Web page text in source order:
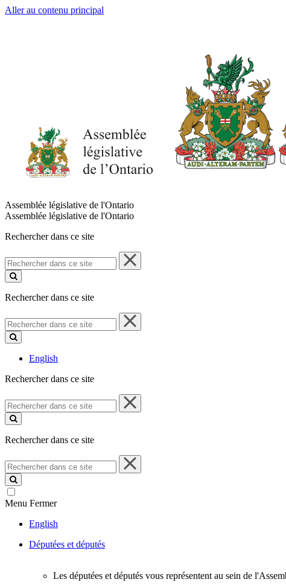
Aller au contenu principal
Assemblée législative de l'Ontario
Assemblée législative de l'Ontario
Rechercher dans ce site
Rechercher
dans
ce
Rechercher dans ce site
Rechercher
dans
ce
English
Rechercher dans ce site
Rechercher
dans
ce
Rechercher dans ce site
Rechercher
dans
ce
site
Menu Fermer
English
Députées et députés
Les députées et députés vous représentent au sein de